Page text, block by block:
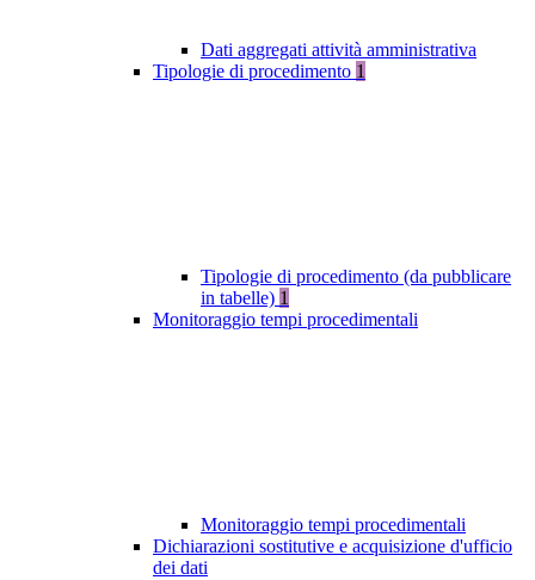
Dati aggregati attività amministrativa
Tipologie di procedimento 1
Tipologie di procedimento (da pubblicare
in tabelle) 1
Monitoraggio tempi procedimentali
Monitoraggio tempi procedimentali
Dichiarazioni sostitutive e acquisizione d'ufficio
dei dati